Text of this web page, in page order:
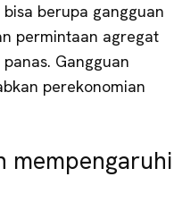
berupa gangguan
permintaan agregat
Gangguan
perekonomian
mempengaruhi